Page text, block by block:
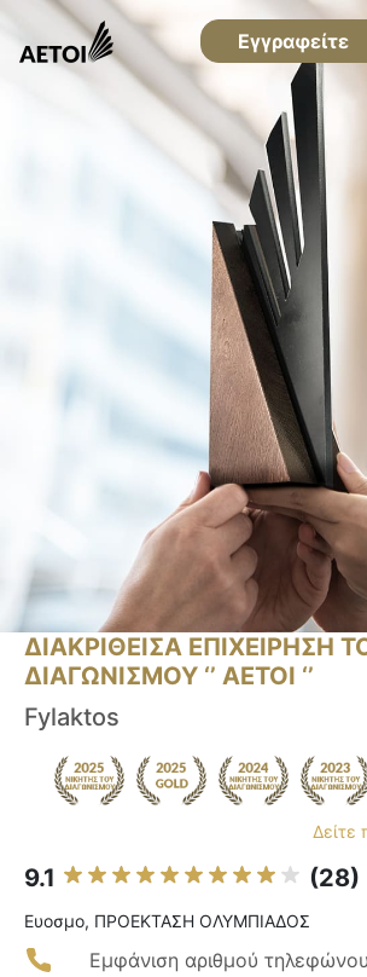
Εγγραφείτε
ΔΙΑΚΡΙΘΕΙΣΑ ΕΠΙΧΕΙΡΗΣΗ
ΔΙΑΓΩΝΙΣΜΟΥ ‘’ ΑΕΤΟΙ ‘’
Fylaktos
Δείτε
9.1 (28)
Ευοσμο, ΠΡΟΕΚΤΑΣΗ ΟΛΥΜΠΙΑΔΟΣ
Εμφάνιση αριθμού τηλεφώνου